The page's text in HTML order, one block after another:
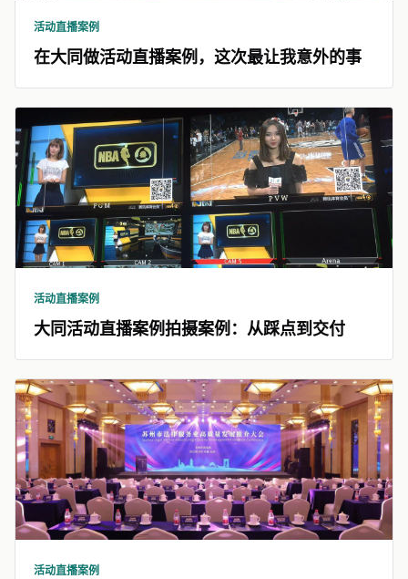
活动直播案例
在大同做活动直播案例，这次最让我意外的事
活动直播案例
大同活动直播案例拍摄案例：从踩点到交付
活动直播案例